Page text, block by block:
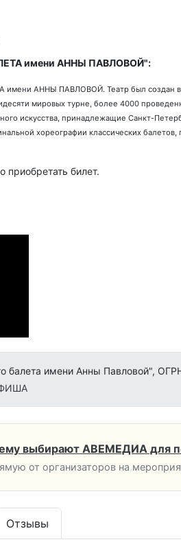
имени АННЫ ПАВЛОВОЙ":
АННЫ ПАВЛОВОЙ. Театр был создан в
мировых турне, более 4000
искусства, принадлежащие Санкт-
хореографии классических
билет.
балета имени Анны Павловой",
выбирают АВЕМЕДИА для
от организаторов на
Отзывы